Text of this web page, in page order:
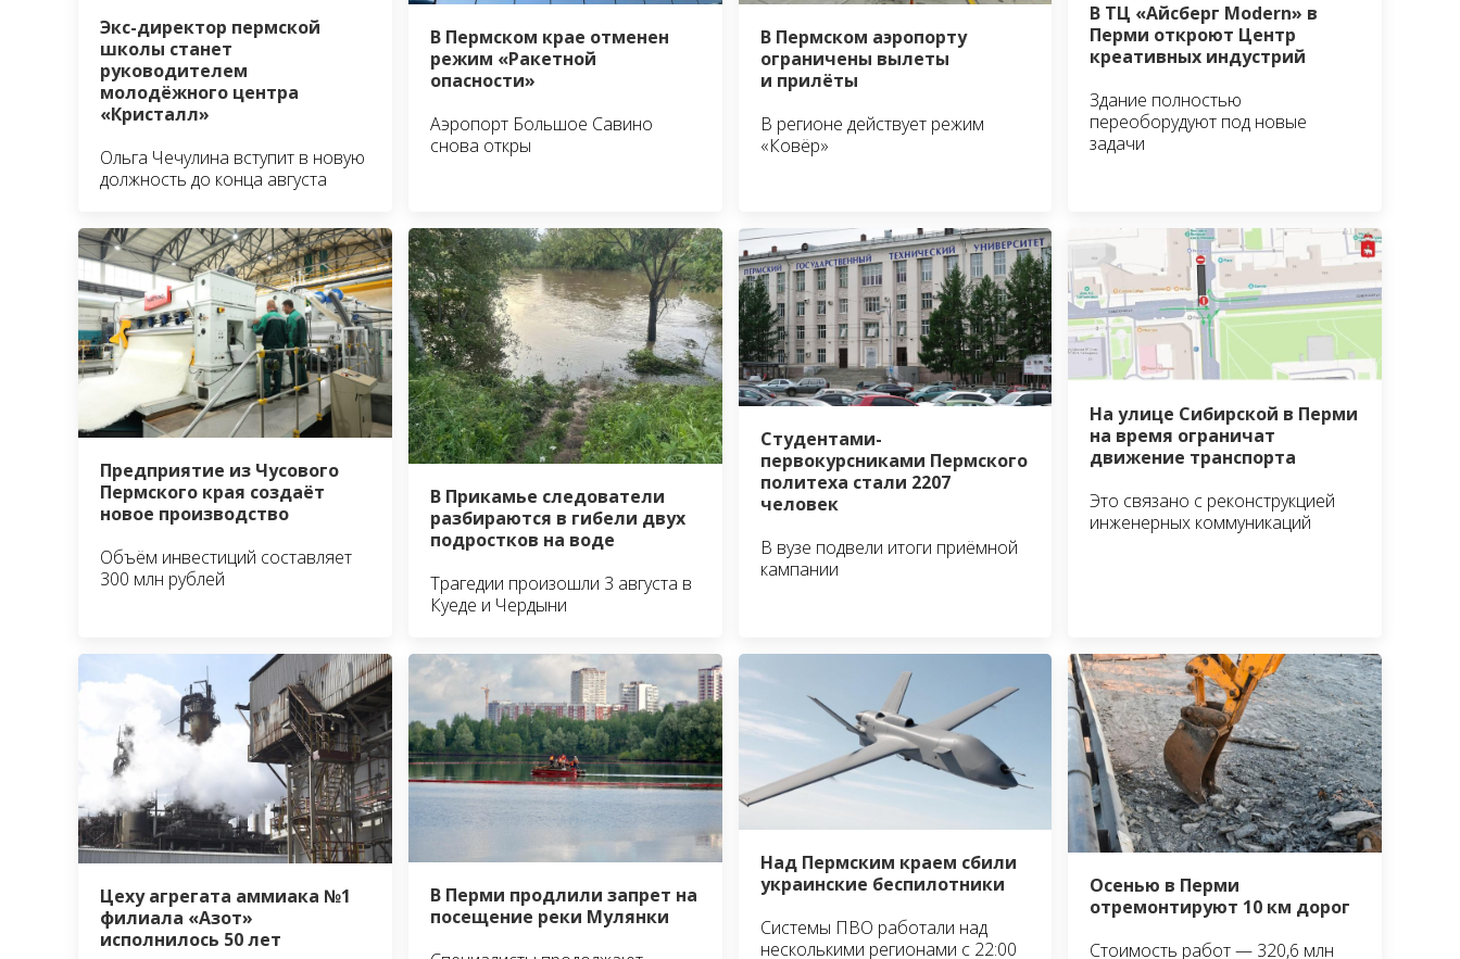
Экс-директор пермской
школы станет
руководителем
молодёжного центра
«Кристалл»
Ольга Чечулина вступит в новую
должность до конца августа
В Пермском крае отменен
режим «Ракетной
опасности»
Аэропорт Большое Савино
снова откры
В Пермском аэропорту
ограничены вылеты
и прилёты
В регионе действует режим
«Ковёр»
В ТЦ «Айсберг Modern» в
Перми откроют Центр
креативных индустрий
Здание полностью
переоборудуют под новые
задачи
Предприятие из Чусового
Пермского края создаёт
новое производство
Объём инвестиций составляет
300 млн рублей
В Прикамье следователи
разбираются в гибели двух
подростков на воде
Трагедии произошли 3 августа в
Куеде и Чердыни
Студентами-
первокурсниками Пермского
политеха стали 2207
человек
В вузе подвели итоги приёмной
кампании
На улице Сибирской в Перми
на время ограничат
движение транспорта
Это связано с реконструкцией
инженерных коммуникаций
Цеху агрегата аммиака №1
филиала «Азот»
исполнилось 50 лет
В Перми продлили запрет на
посещение реки Мулянки
Над Пермским краем сбили
украинские беспилотники
Системы ПВО работали над
несколькими регионами с 22:00
Осенью в Перми
отремонтируют 10 км дорог
Стоимость работ — 320,6 млн